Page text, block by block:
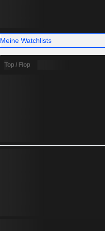
Meine Watchlists
Top / Flop